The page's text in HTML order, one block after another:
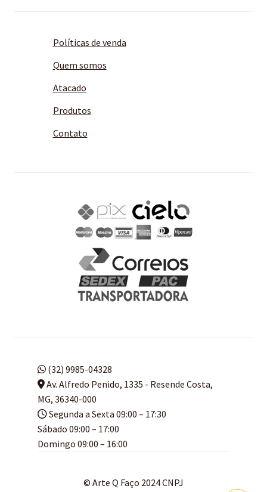
Políticas de venda
Quem somos
Atacado
Produtos
Contato
(32) 9985-04328
Av. Alfredo Penido, 1335 - Resende Costa,
MG, 36340-000
Segunda a Sexta 09:00 – 17:30
Sábado 09:00 – 17:00
Domingo 09:00 – 16:00
© Arte Q Faço 2024 CNPJ